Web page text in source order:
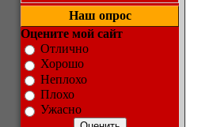
Наш опрос
Оцените мой сайт
Отлично
Хорошо
Неплохо
Плохо
Ужасно